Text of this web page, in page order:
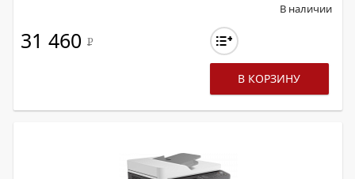
В наличии
31 460 Р
В КОРЗИНУ